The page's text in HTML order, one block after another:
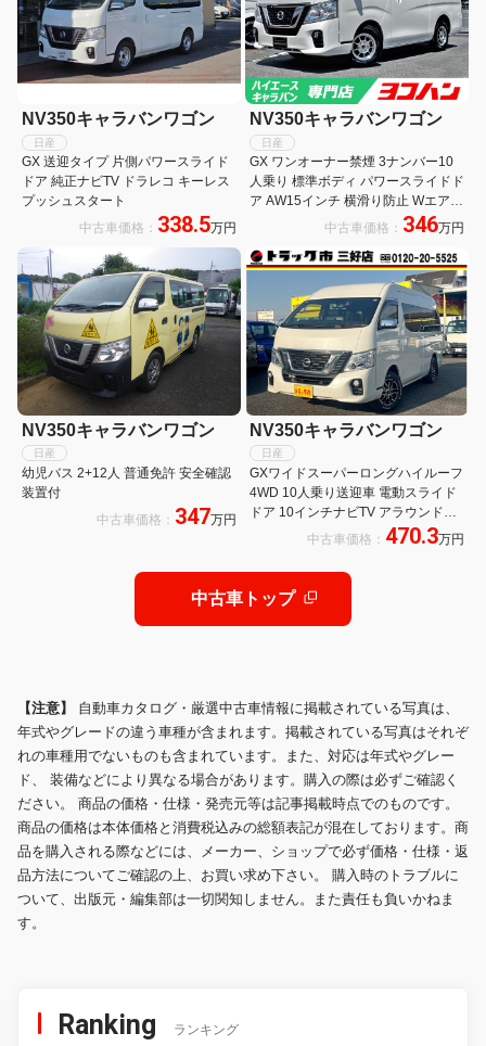
NV350キャラバンワゴン
日産
GX 送迎タイプ 片側パワースライド
ドア 純正ナビTV ドラレコ キーレス
プッシュスタート
中古車価格： 338.5万円
NV350キャラバンワゴン
日産
GX ワンオーナー禁煙 3ナンバー10
人乗り 標準ボディ パワースライドド
ア AW15インチ 横滑り防止 Wエアバ
ッグ 純正ナビ バックカメラ ETC
中古車価格： 346万円
NV350キャラバンワゴン
日産
幼児バス 2+12人 普通免許 安全確認
装置付
中古車価格： 347万円
NV350キャラバンワゴン
日産
GXワイドスーパーロングハイルーフ
4WD 10人乗り送迎車 電動スライド
ドア 10インチナビTV アラウンドビ
ューモニター 後席用モニター ETC
AT車
中古車価格： 470.3万円
中古車トップ
【注意】 自動車カタログ・厳選中古車情報に掲載されている写真は、
年式やグレードの違う車種が含まれます。掲載されている写真はそれぞ
れの車種用でないものも含まれています。また、対応は年式やグレー
ド、 装備などにより異なる場合があります。購入の際は必ずご確認く
ださい。 商品の価格・仕様・発売元等は記事掲載時点でのものです。
商品の価格は本体価格と消費税込みの総額表記が混在しております。商
品を購入される際などには、メーカー、ショップで必ず価格・仕様・返
品方法についてご確認の上、お買い求め下さい。 購入時のトラブルに
ついて、出版元・編集部は一切関知しません。また責任も負いかねま
す。
Ranking ランキング